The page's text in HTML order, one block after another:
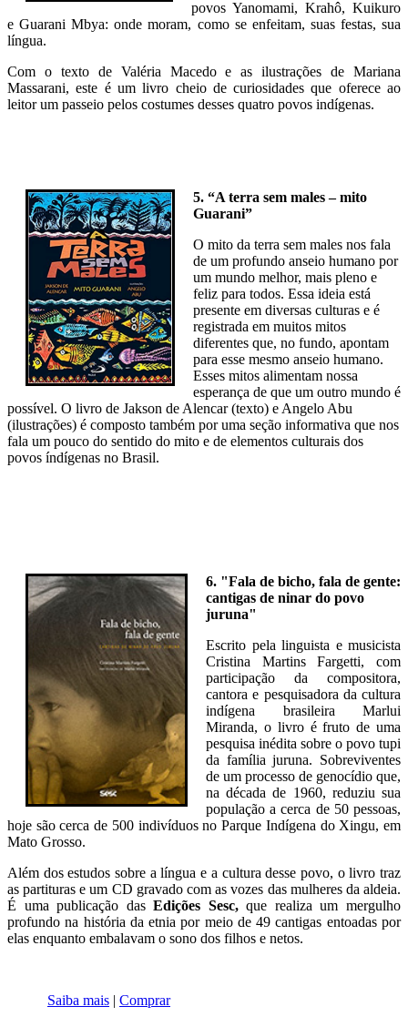
povos Yanomami, Krahô, Kuikuro
e Guarani Mbya: onde moram, como se enfeitam, suas festas, sua
língua.
Com o texto de Valéria Macedo e as ilustrações de Mariana
Massarani, este é um livro cheio de curiosidades que oferece ao
leitor um passeio pelos costumes desses quatro povos indígenas.
5. “A terra sem males – mito
Guarani”
O mito da terra sem males nos fala
de um profundo anseio humano por
um mundo melhor, mais pleno e
feliz para todos. Essa ideia está
presente em diversas culturas e é
registrada em muitos mitos
diferentes que, no fundo, apontam
para esse mesmo anseio humano.
Esses mitos alimentam nossa
esperança de que um outro mundo é
possível. O livro de Jakson de Alencar (texto) e Angelo Abu
(ilustrações) é composto também por uma seção informativa que nos
fala um pouco do sentido do mito e de elementos culturais dos
povos índígenas no Brasil.
6. "Fala de bicho, fala de gente:
cantigas de ninar do povo
juruna"
Escrito pela linguista e musicista
Cristina Martins Fargetti, com
participação da compositora,
cantora e pesquisadora da cultura
indígena brasileira Marlui
Miranda, o livro é fruto de uma
pesquisa inédita sobre o povo tupi
da família juruna. Sobreviventes
de um processo de genocídio que,
na década de 1960, reduziu sua
população a cerca de 50 pessoas,
hoje são cerca de 500 indivíduos no Parque Indígena do Xingu, em
Mato Grosso.
Além dos estudos sobre a língua e a cultura desse povo, o livro traz
as partituras e um CD gravado com as vozes das mulheres da aldeia.
É uma publicação dasEdições Sesc,que realiza um mergulho
profundo na história da etnia por meio de 49 cantigas entoadas por
elas enquanto embalavam o sono dos filhos e netos.
Saiba mais | Comprar